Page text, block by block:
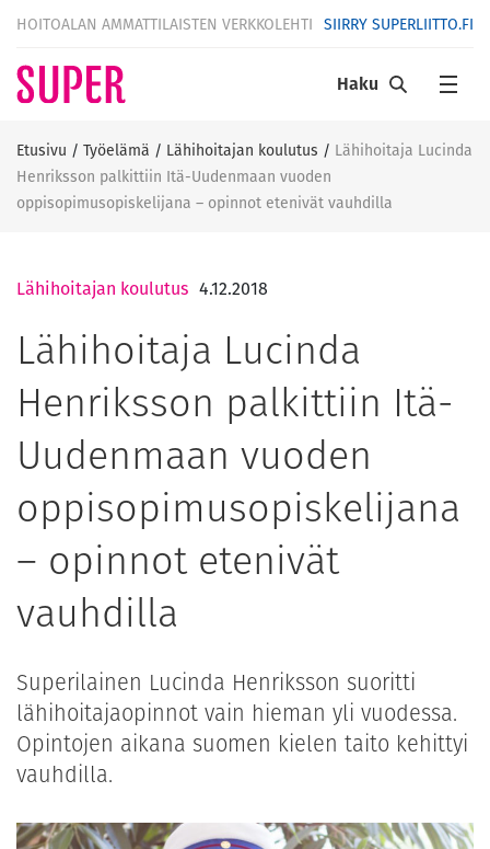
HOITOALAN AMMATTILAISTEN VERKKOLEHTI SIIRRY SUPERLIITTO.FI
Haku
Etusivu / Työelämä / Lähihoitajan koulutus / Lähihoitaja Lucinda
Henriksson palkittiin Itä-Uudenmaan vuoden
oppisopimusopiskelijana – opinnot etenivät vauhdilla
Lähihoitajan koulutus 4.12.2018
Lähihoitaja Lucinda
Henriksson palkittiin Itä-
Uudenmaan vuoden
oppisopimusopiskelijana
– opinnot etenivät
vauhdilla
Superilainen Lucinda Henriksson suoritti
lähihoitajaopinnot vain hieman yli vuodessa.
Opintojen aikana suomen kielen taito kehittyi
vauhdilla.